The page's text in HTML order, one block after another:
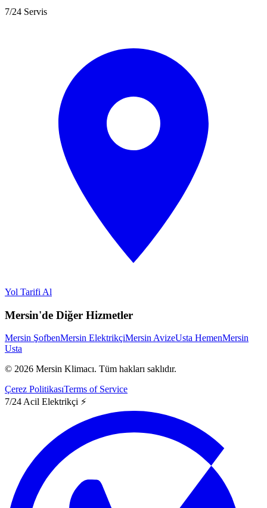
7/24 Servis
Yol Tarifi Al
Mersin'de Diğer Hizmetler
Mersin ŞofbenMersin ElektrikçiMersin AvizeUsta HemenMersin
Usta
© 2026 Mersin Klimacı. Tüm hakları saklıdır.
Çerez PolitikasıTerms of Service
7/24 Acil Elektrikçi ⚡